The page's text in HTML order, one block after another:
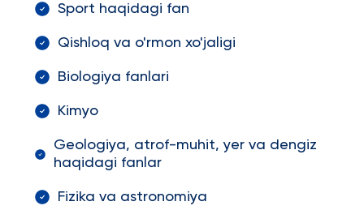
Sport haqidagi fan
Qishloq va o'rmon xo'jaligi
Biologiya fanlari
Kimyo
Geologiya, atrof-muhit, yer va dengiz
haqidagi fanlar
Fizika va astronomiya